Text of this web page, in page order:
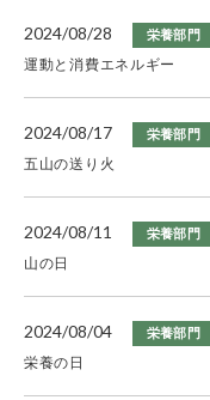
2024/08/28 栄養部門
運動と消費エネルギー
2024/08/17 栄養部門
五山の送り火
2024/08/11 栄養部門
山の日
2024/08/04 栄養部門
栄養の日